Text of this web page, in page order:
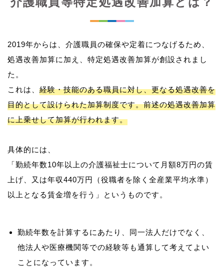
2019年からは、介護職員の確保や定着につなげるため、
処遇改善加算に加え、特定処遇改善加算が創設されまし
た。
これは、 経験・技能のある職員に対し、更なる処遇改善を
目的として設けられた加算制度です。前述の処遇改善加算
に上乗せして加算が行われます。
具体的には、
「勤続年数10年以上の介護福祉士について月額8万円の賃
上げ、又は年収440万円（役職者を除く全産業平均水準）
勤続年数を計算するにあたり、同一法人だけでなく、
他法人や医療機関等での経験等も通算して考えてよい
ことになっています。